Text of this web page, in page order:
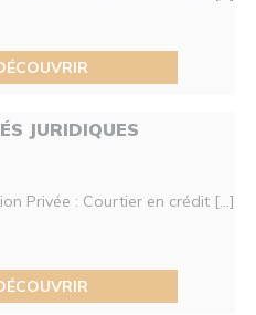
JURIDIQUES
Privée : Courtier en crédit [...]